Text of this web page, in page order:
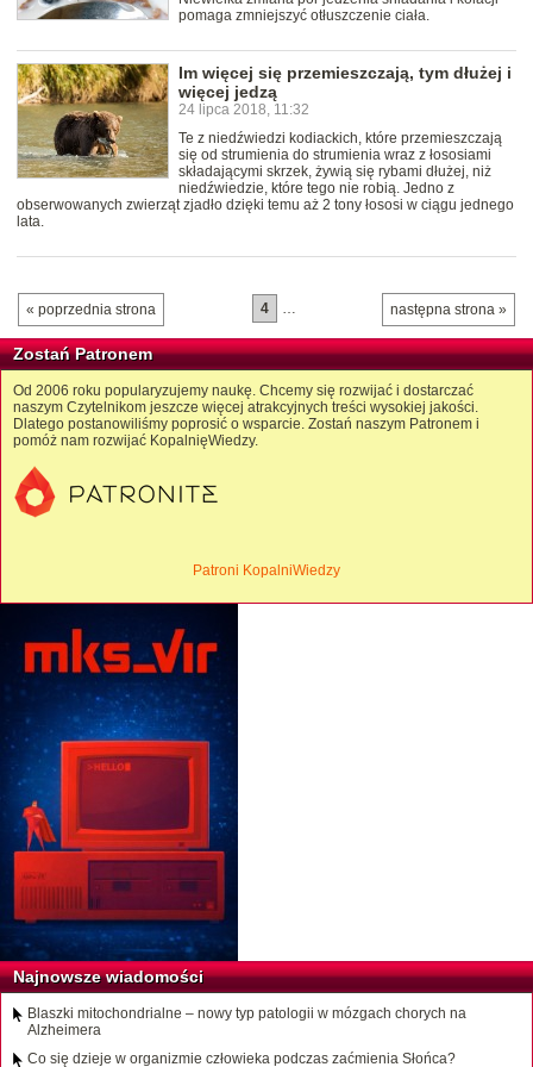
pomaga zmniejszyć otłuszczenie ciała.
Im więcej się przemieszczają, tym dłużej i
więcej jedzą
24 lipca 2018, 11:32
Te z niedźwiedzi kodiackich, które przemieszczają
się od strumienia do strumienia wraz z łososiami
składającymi skrzek, żywią się rybami dłużej, niż
niedźwiedzie, które tego nie robią. Jedno z
obserwowanych zwierząt zjadło dzięki temu aż 2 tony łososi w ciągu jednego
lata.
« poprzednia strona następna strona »
4 …
Zostań Patronem
Od 2006 roku popularyzujemy naukę. Chcemy się rozwijać i dostarczać
naszym Czytelnikom jeszcze więcej atrakcyjnych treści wysokiej jakości.
Dlatego postanowiliśmy poprosić o wsparcie. Zostań naszym Patronem i
pomóż nam rozwijać KopalnięWiedzy.
Patroni KopalniWiedzy
Najnowsze wiadomości
Blaszki mitochondrialne – nowy typ patologii w mózgach chorych na
Alzheimera
Co się dzieje w organizmie człowieka podczas zaćmienia Słońca?